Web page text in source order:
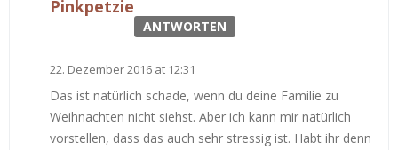
Pinkpetzie
ANTWORTEN
22. Dezember 2016 at 12:31
Das ist natürlich schade, wenn du deine Familie zu
Weihnachten nicht siehst. Aber ich kann mir natürlich
vorstellen, dass das auch sehr stressig ist. Habt ihr denn